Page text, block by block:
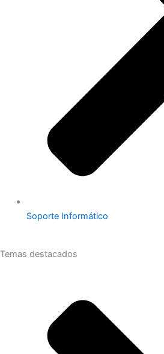
Soporte Informático
Temas destacados